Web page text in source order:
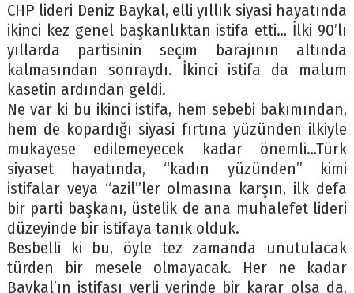
CHP lideri Deniz Baykal, elli yıllık siyasi hayatında
ikinci kez genel başkanlıktan istifa etti… İlki 90’lı
yıllarda partisinin seçim barajının altında
kalmasından sonraydı. İkinci istifa da malum
kasetin ardından geldi.
Ne var ki bu ikinci istifa, hem sebebi bakımından,
hem de kopardığı siyasi fırtına yüzünden ilkiyle
mukayese edilemeyecek kadar önemli…Türk
siyaset hayatında, “kadın yüzünden” kimi
istifalar veya “azil”ler olmasına karşın, ilk defa
bir parti başkanı, üstelik de ana muhalefet lideri
düzeyinde bir istifaya tanık olduk.
Besbelli ki bu, öyle tez zamanda unutulacak
türden bir mesele olmayacak. Her ne kadar
Baykal’ın istifası yerli yerinde bir karar olsa da,